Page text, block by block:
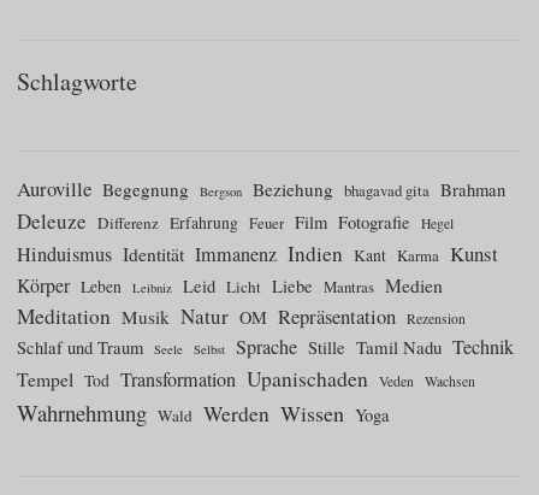
Schlagworte
Auroville Begegnung Bergson Beziehung bhagavad gita Brahman
Deleuze Differenz Erfahrung Feuer Film Fotografie Hegel
Hinduismus Identität Immanenz Indien Kant Karma Kunst
Körper Leben Leibniz Leid Licht Liebe Mantras Medien
Meditation Musik Natur OM Repräsentation Rezension
Schlaf und Traum Seele Selbst Sprache Stille Tamil Nadu Technik
Tempel Tod Transformation Upanischaden Veden Wachsen
Wahrnehmung Wald Werden Wissen Yoga